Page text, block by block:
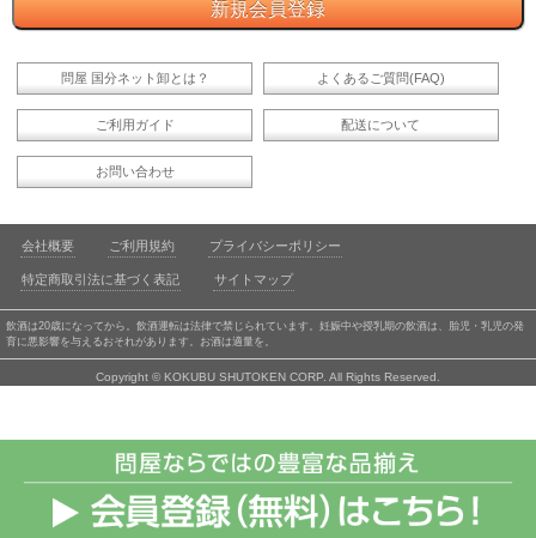
問屋 国分ネット卸とは？ よくあるご質問(FAQ)
ご利用ガイド 配送について
お問い合わせ
会社概要 ご利用規約 プライバシーポリシー
特定商取引法に基づく表記 サイトマップ
飲酒は20歳になってから。飲酒運転は法律で禁じられています。妊娠中や授乳期の飲酒は、胎児・乳児の発
育に悪影響を与えるおそれがあります。お酒は適量を。
Copyright © KOKUBU SHUTOKEN CORP. All Rights Reserved.